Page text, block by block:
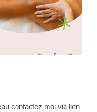
contactez moi via lien